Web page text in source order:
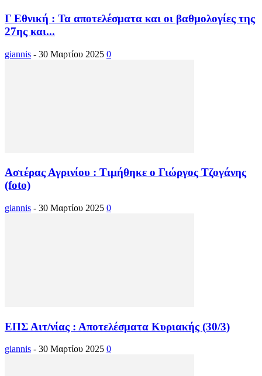
Γ Εθνική : Τα αποτελέσματα και οι βαθμολογίες της
27ης και...
giannis - 30 Μαρτίου 2025 0
Αστέρας Αγρινίου : Τιμήθηκε ο Γιώργος Τζογάνης
(foto)
giannis - 30 Μαρτίου 2025 0
ΕΠΣ Αιτ/νίας : Αποτελέσματα Κυριακής (30/3)
giannis - 30 Μαρτίου 2025 0